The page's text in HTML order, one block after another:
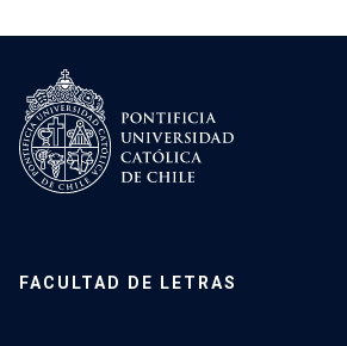
FACULTAD DE LETRAS